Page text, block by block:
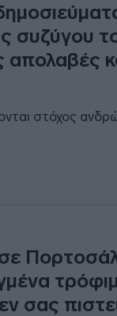
συζύγου
απολαβές
στόχος
σας